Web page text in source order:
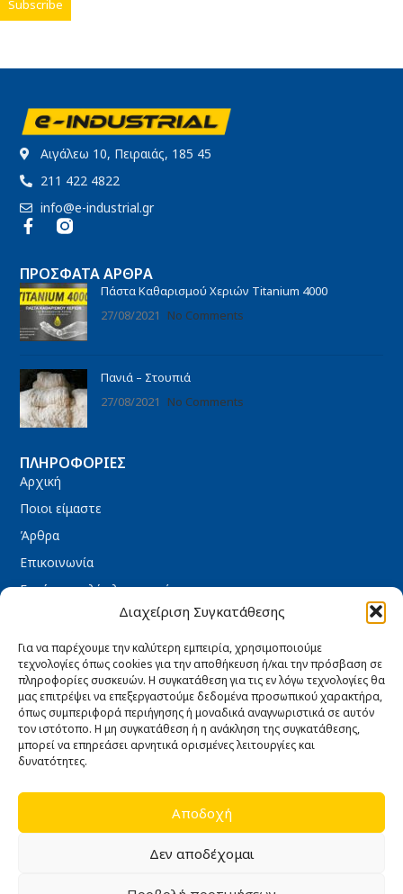
Διαχείριση Συγκατάθεσης
Για να παρέχουμε την καλύτερη εμπειρία, χρησιμοποιούμε
τεχνολογίες όπως cookies για την αποθήκευση ή/και την πρόσβαση σε
πληροφορίες συσκευών. Η συγκατάθεση για τις εν λόγω τεχνολογίες θα
μας επιτρέψει να επεξεργαστούμε δεδομένα προσωπικού χαρακτήρα,
όπως συμπεριφορά περιήγησης ή μοναδικά αναγνωριστικά σε αυτόν
τον ιστότοπο. Η μη συγκατάθεση ή η ανάκληση της συγκατάθεσης,
μπορεί να επηρεάσει αρνητικά ορισμένες λειτουργίες και
δυνατότητες.
Αποδοχή
Δεν αποδέχομαι
Αιγάλεω 10, Πειραιάς, 185 45
211 422 4822
info@e-industrial.gr
ΠΡΌΣΦΑΤΑ ΆΡΘΡΑ
Πάστα Καθαρισμού Χεριών Titanium 4000
27/08/2021
No Comments
Πανιά – Στουπιά
27/08/2021
No Comments
ΠΛΗΡΟΦΟΡΊΕΣ
Αρχική
Ποιοι είμαστε
Άρθρα
Επικοινωνία
Εγγύηση καλής λειτουργίας
Όροι Χρήσης
Πολιτική Απορρήτου
Πολιτική Cookies
Τρόποι πληρωμής
Τρόποι Αποστολής
Υπαναχώρηση & Επιστροφές
ΩΡΆΡΙΟ ΚΑΤΑΣΤΉΜΑΤΟΣ